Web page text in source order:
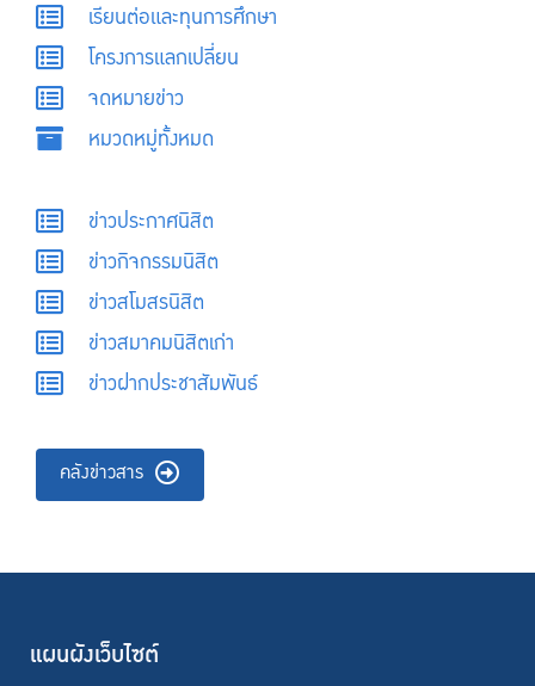
เรียนต่อและทุนการศึกษา
โครงการแลกเปลี่ยน
จดหมายข่าว
หมวดหมู่ทั้งหมด
ข่าวประกาศนิสิต
ข่าวกิจกรรมนิสิต
ข่าวสโมสรนิสิต
ข่าวสมาคมนิสิตเก่า
ข่าวฝากประชาสัมพันธ์
คลังข่าวสาร
แผนผังเว็บไซต์